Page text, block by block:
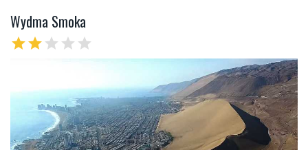
Wydma Smoka
starstar star star star